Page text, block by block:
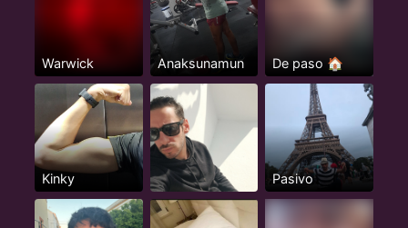
Warwick Anaksunamun De paso 🏠
Kinky Pasivo